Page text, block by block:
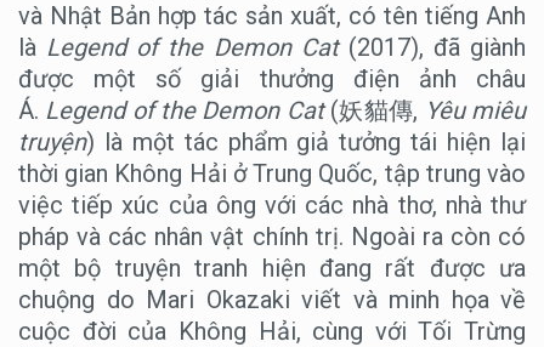
và Nhật Bản hợp tác sản xuất, có tên tiếng Anh
là Legend of the Demon Cat(2017), đã giành
được một số giải thưởng điện ảnh châu
Á. Legend of the Demon Cat(妖貓傳, Yêu miêu
truyện) là một tác phẩm giả tưởng tái hiện lại
thời gian Không Hải ở Trung Quốc, tập trung vào
việc tiếp xúc của ông với các nhà thơ, nhà thư
pháp và các nhân vật chính trị. Ngoài ra còn có
một bộ truyện tranh hiện đang rất được ưa
chuộng do Mari Okazaki viết và minh họa về
cuộc đời của Không Hải, cùng với Tối Trừng